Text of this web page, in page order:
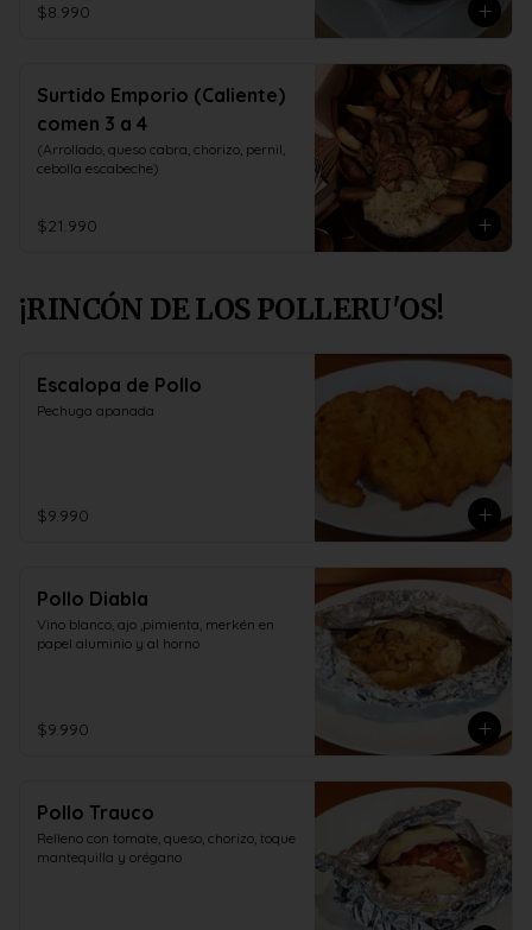
$8.990
Surtido Emporio (Caliente)
comen 3 a 4
(Arrollado, queso cabra, chorizo, pernil,
cebolla escabeche)
$21.990
¡RINCÓN DE LOS POLLERU'OS!
Escalopa de Pollo
Pechuga apanada
$9.990
Pollo Diabla
Vino blanco, ajo ,pimienta, merkén en
papel aluminio y al horno
$9.990
Pollo Trauco
Relleno con tomate, queso, chorizo, toque
mantequilla y orégano